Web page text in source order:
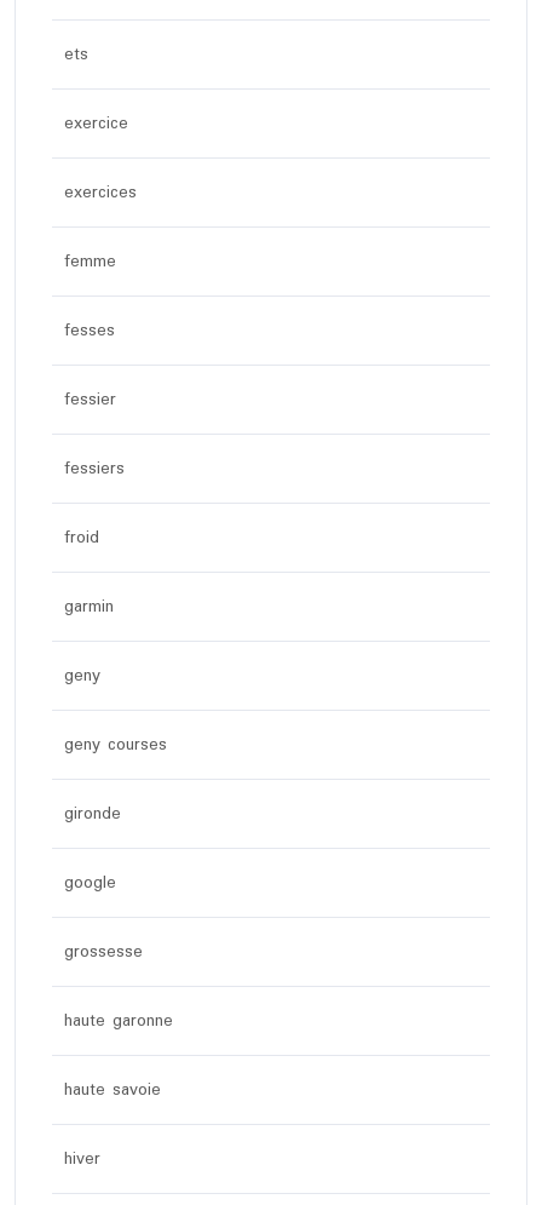
ets
exercice
exercices
femme
fesses
fessier
fessiers
froid
garmin
geny
geny courses
gironde
google
grossesse
haute garonne
haute savoie
hiver